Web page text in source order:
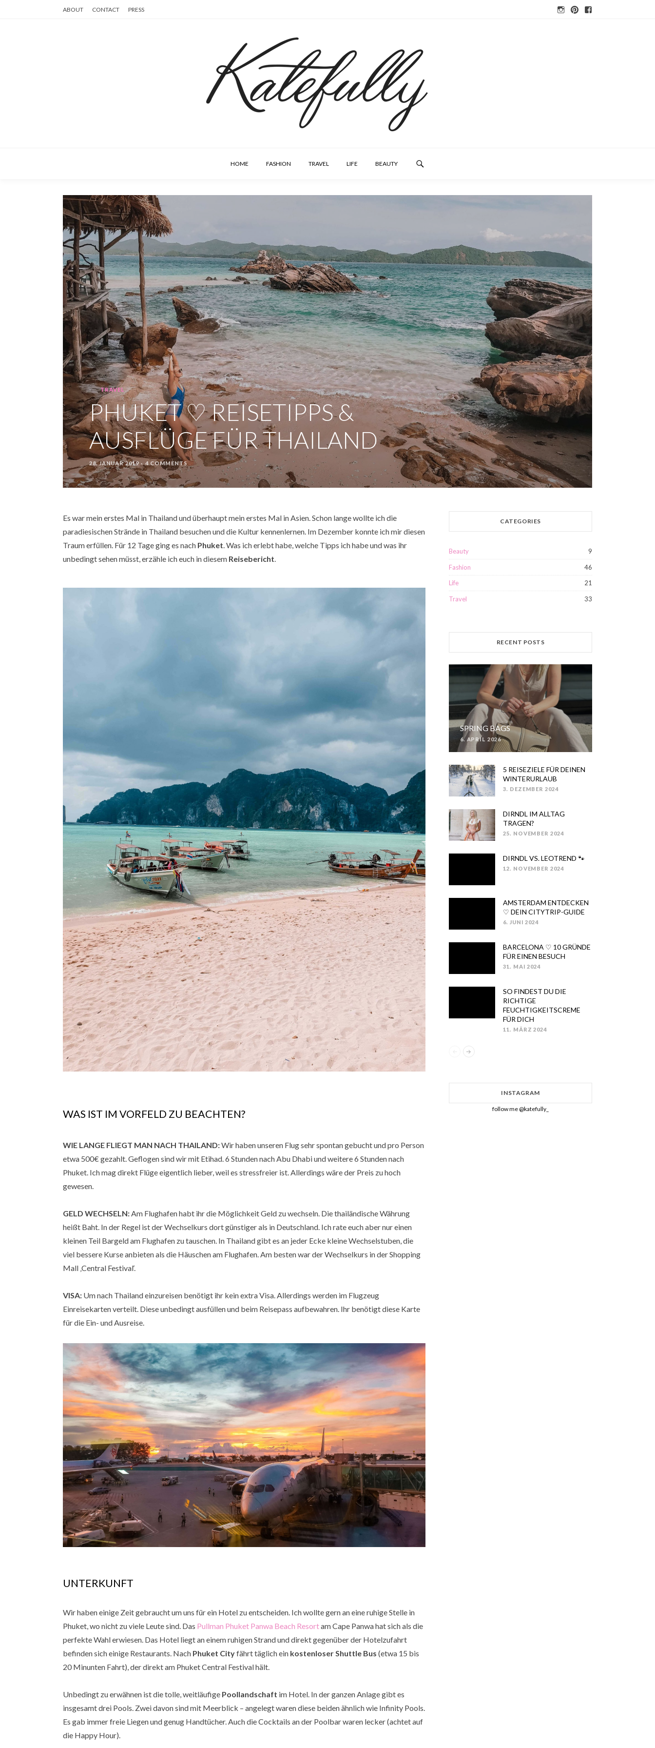
ABOUT CONTACT PRESS
Instagram
Pinterest
HOME FASHION TRAVEL LIFE BEAUTY
SEARCH
Categories
TRAVEL
PHUKET ♡ REISETIPPS &
AUSFLÜGE FÜR THAILAND
POSTED
ON
28. JANUAR 2019 4 COMMENTS
Es war mein erstes Mal in Thailand und überhaupt mein erstes Mal in Asien. Schon lange wollte ich die
paradiesischen Strände in Thailand besuchen und die Kultur kennenlernen. Im Dezember konnte ich mir diesen
Traum erfüllen. Für 12 Tage ging es nach Phuket. Was ich erlebt habe, welche Tipps ich habe und was ihr
unbedingt sehen müsst, erzähle ich euch in diesem Reisebericht.
WAS IST IM VORFELD ZU BEACHTEN?
WIE LANGE FLIEGT MAN NACH THAILAND:Wir haben unseren Flug sehr spontan gebucht und pro Person
etwa 500€ gezahlt. Geflogen sind wir mit Etihad. 6 Stunden nach Abu Dhabi und weitere 6 Stunden nach
Phuket. Ich mag direkt Flüge eigentlich lieber, weil es stressfreier ist. Allerdings wäre der Preis zu hoch
gewesen.
GELD WECHSELN:Am Flughafen habt ihr die Möglichkeit Geld zu wechseln. Die thailändische Währung
heißt Baht. In der Regel ist der Wechselkurs dort günstiger als in Deutschland. Ich rate euch aber nur einen
kleinen Teil Bargeld am Flughafen zu tauschen. In Thailand gibt es an jeder Ecke kleine Wechselstuben, die
viel bessere Kurse anbieten als die Häuschen am Flughafen. Am besten war der Wechselkurs in der Shopping
Mall ‚Central Festival‘.
VISA: Um nach Thailand einzureisen benötigt ihr kein extra Visa. Allerdings werden im Flugzeug
Einreisekarten verteilt. Diese unbedingt ausfüllen und beim Reisepass aufbewahren. Ihr benötigt diese Karte
für die Ein- und Ausreise.
UNTERKUNFT
Wir haben einige Zeit gebraucht um uns für ein Hotel zu entscheiden. Ich wollte gern an eine ruhige Stelle in
Phuket, wo nicht zu viele Leute sind. Das Pullman Phuket Panwa Beach Resortam Cape Panwa hat sich als die
perfekte Wahl erwiesen. Das Hotel liegt an einem ruhigen Strand und direkt gegenüber der Hotelzufahrt
befinden sich einige Restaurants. Nach Phuket Cityfährt täglich ein kostenloser Shuttle Bus (etwa 15 bis
20 Minunten Fahrt), der direkt am Phuket Central Festival hält.
Unbedingt zu erwähnen ist die tolle, weitläufige Poollandschaft im Hotel. In der ganzen Anlage gibt es
insgesamt drei Pools. Zwei davon sind mit Meerblick – angelegt waren diese beiden ähnlich wie Infinity Pools.
Es gab immer freie Liegen und genug Handtücher. Auch die Cocktails an der Poolbar waren lecker (achtet auf
die Happy Hour).
CATEGORIES
Beauty 9
Fashion 46
Life 21
Travel 33
RECENT POSTS
SPRING BAGS
POSTED
ON
6. APRIL 2026
5 REISEZIELE FÜR DEINEN
WINTERURLAUB
POSTED
3. DEZEMBER 2024
DIRNDL IM ALLTAG
TRAGEN?
POSTED
25. NOVEMBER 2024
DIRNDL VS. LEOTREND 🐾
POSTED
12. NOVEMBER 2024
AMSTERDAM ENTDECKEN
♡ DEIN CITYTRIP-GUIDE
POSTED
6. JUNI 2024
BARCELONA ♡ 10 GRÜNDE
FÜR EINEN BESUCH
POSTED
31. MAI 2024
SO FINDEST DU DIE
RICHTIGE
FEUCHTIGKEITSCREME
FÜR DICH
POSTED
11. MÄRZ 2024
INSTAGRAM
follow me @katefully_